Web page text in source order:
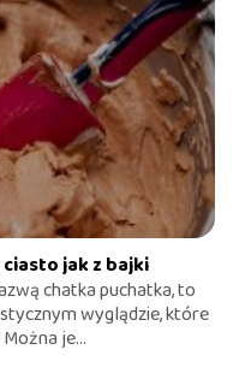
jak z bajki
chatka puchatka, to
wyglądzie, które
je...